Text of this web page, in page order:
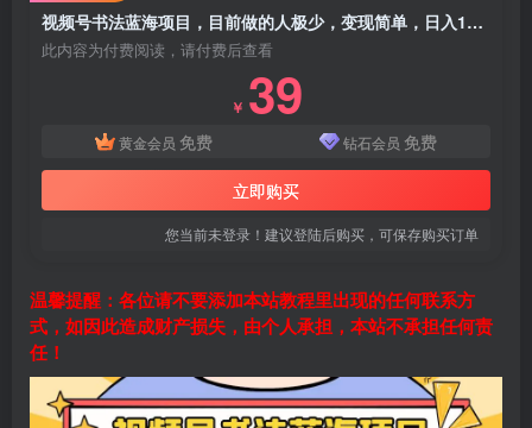
视频号书法蓝海项目，目前做的人极少，变现简单，日入1000+
此内容为付费阅读，请付费后查看
￥ 39
黄金会员 免费 钻石会员 免费
立即购买
您当前未登录！建议登陆后购买，可保存购买订单
温馨提醒：各位请不要添加本站教程里出现的任何联系方
式，如因此造成财产损失，由个人承担，本站不承担任何责
任！